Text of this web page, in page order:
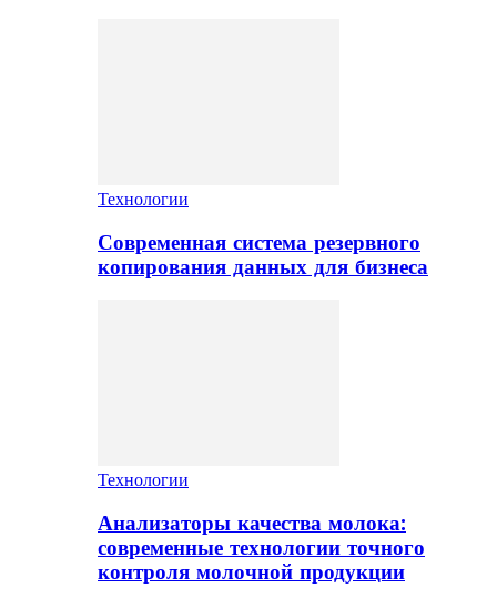
Технологии
Современная система резервного
копирования данных для бизнеса
Технологии
Анализаторы качества молока:
современные технологии точного
контроля молочной продукции